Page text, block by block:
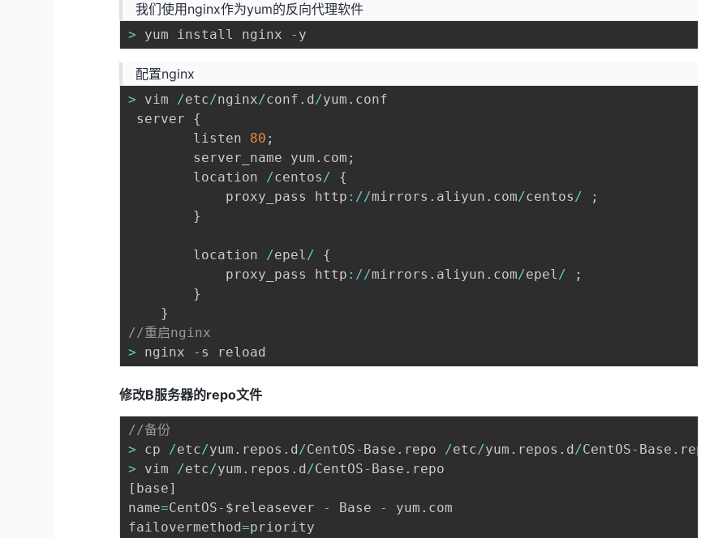
我们使用nginx作为yum的反向代理软件
> yum install nginx -
配置nginx
> vim /etc/nginx/conf . d/yum . conf
server {
        listen
80 ;
        server_name yum
. com ;
        location
/centos/
{
            proxy_pass http
: //mirrors . aliyun . com/centos/
;
}
        location
/epel/
{
            proxy_pass http
: //mirrors . aliyun . com/epel/
;
}
}
//重启nginx
> nginx -
修改B服务器的repo文件
//备份
> cp /etc/yum . repos . d/CentOS- Base . repo /etc/yum . repos . d/CentOS- Base . repo
> vim /etc/yum . repos . d/CentOS- Base .
[ base]
name=CentOS- $releasever - Base - yum . com
failovermethod=priority